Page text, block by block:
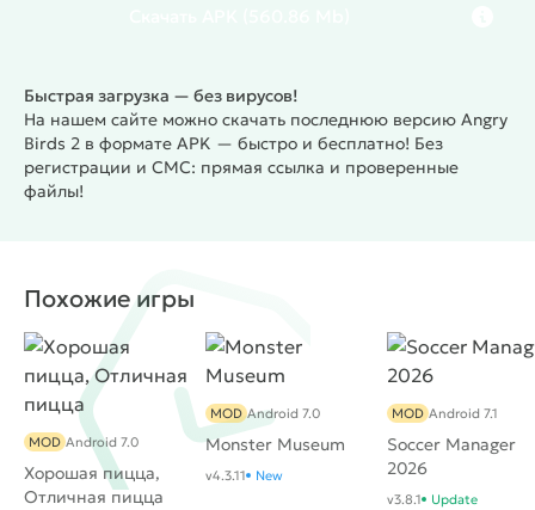
головоломок.
Быстрая загрузка — без вирусов!
На нашем сайте можно скачать последнюю версию Angry
Birds 2 в формате APK — быстро и бесплатно! Без
регистрации и СМС: прямая ссылка и проверенные
файлы!
Похожие игры
Хорошая пицца,
Отличная пицца
MOD Android 7.0 Monster Museum
MOD Android 7.0
v4.3.11 New
Soccer Manager
2026
MOD Android 7.1
v3.8.1 Update